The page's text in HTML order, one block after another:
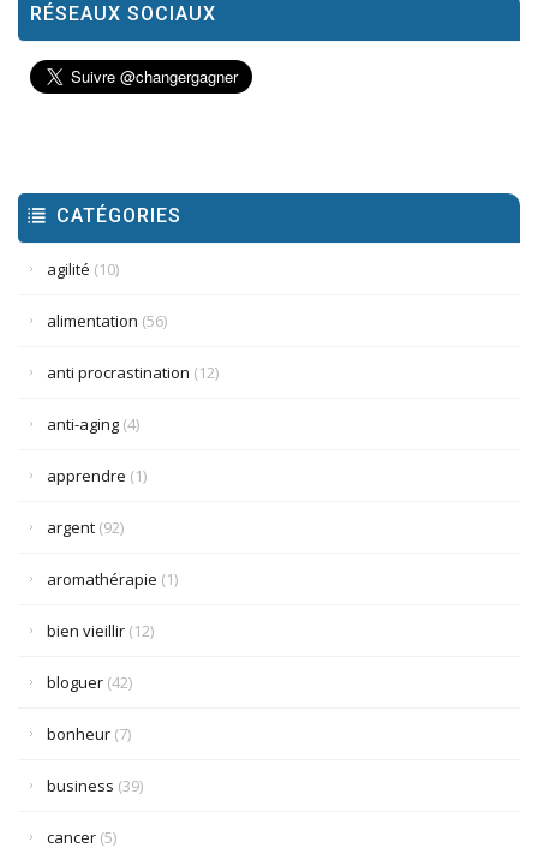
RÉSEAUX SOCIAUX
CATÉGORIES
agilité (10)
alimentation (56)
anti procrastination (12)
anti-aging (4)
apprendre (1)
argent (92)
aromathérapie (1)
bien vieillir (12)
bloguer (42)
bonheur (7)
business (39)
cancer (5)